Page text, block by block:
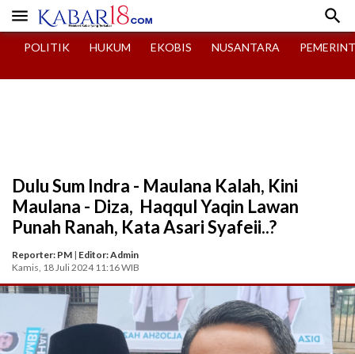
 
POLITIK HUKUM EKOBIS NUSANTARA
Dulu Sum Indra - Maulana Kalah, Kini
Maulana - Diza, Haqqul Yaqin Lawan
Punah Ranah, Kata Asari Syafeii..?
Reporter: PM | Editor: Admin
Kamis, 18 Juli 2024 11:16 WIB